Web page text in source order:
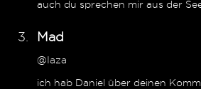
auch du sprechen mir aus der
Mad
@Iaza
ich hab Daniel über deinen